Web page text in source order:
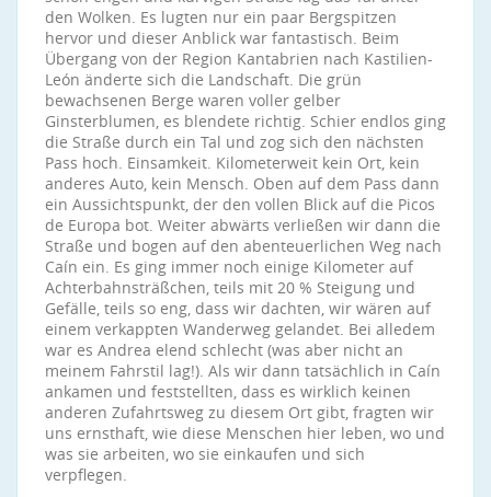
den Wolken. Es lugten nur ein paar Bergspitzen
hervor und dieser Anblick war fantastisch. Beim
Übergang von der Region Kantabrien nach Kastilien-
León änderte sich die Landschaft. Die grün
bewachsenen Berge waren voller gelber
Ginsterblumen, es blendete richtig. Schier endlos ging
die Straße durch ein Tal und zog sich den nächsten
Pass hoch. Einsamkeit. Kilometerweit kein Ort, kein
anderes Auto, kein Mensch. Oben auf dem Pass dann
ein Aussichtspunkt, der den vollen Blick auf die Picos
de Europa bot. Weiter abwärts verließen wir dann die
Straße und bogen auf den abenteuerlichen Weg nach
Caín ein. Es ging immer noch einige Kilometer auf
Achterbahnsträßchen, teils mit 20 % Steigung und
Gefälle, teils so eng, dass wir dachten, wir wären auf
einem verkappten Wanderweg gelandet. Bei alledem
war es Andrea elend schlecht (was aber nicht an
meinem Fahrstil lag!). Als wir dann tatsächlich in Caín
ankamen und feststellten, dass es wirklich keinen
anderen Zufahrtsweg zu diesem Ort gibt, fragten wir
uns ernsthaft, wie diese Menschen hier leben, wo und
was sie arbeiten, wo sie einkaufen und sich
verpflegen.